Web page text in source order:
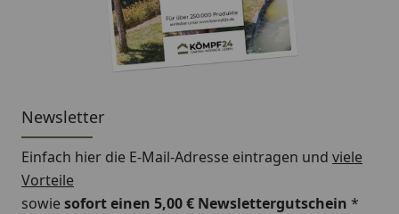
Newsletter
Einfach hier die E-Mail-Adresse eintragen und viele
Vorteile
sowiesofort einen 5,00 € Newslettergutschein *